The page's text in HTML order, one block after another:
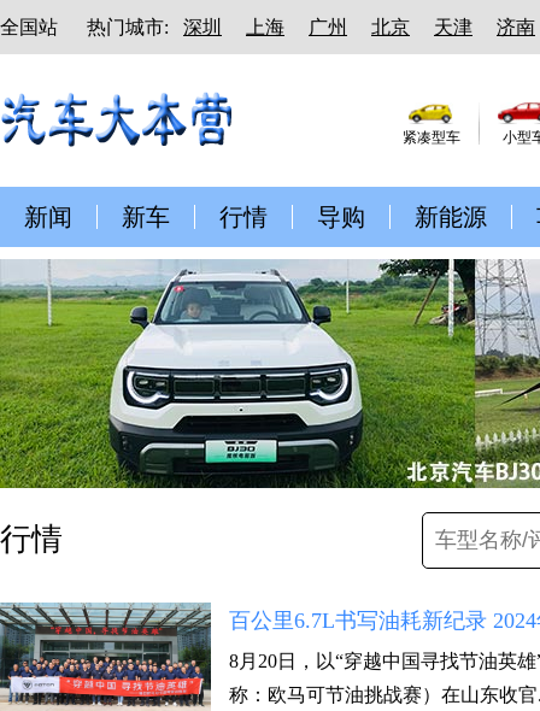
全国站 热门城市: 深圳 上海 广州 北京 天津 济南
紧凑型车 小型
新闻 新车 行情 导购 新能源
行情
百公里6.7L书写油耗新纪录
8月20日，以“穿越中国寻找节油英
称：欧马可节油挑战赛）在山东收官